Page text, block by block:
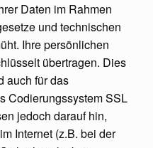
Daten im Rahmen
und technischen
Ihre persönlichen
übertragen. Dies
auch für das
Codierungssystem SSL
jedoch darauf hin,
Internet (z.B. bei der